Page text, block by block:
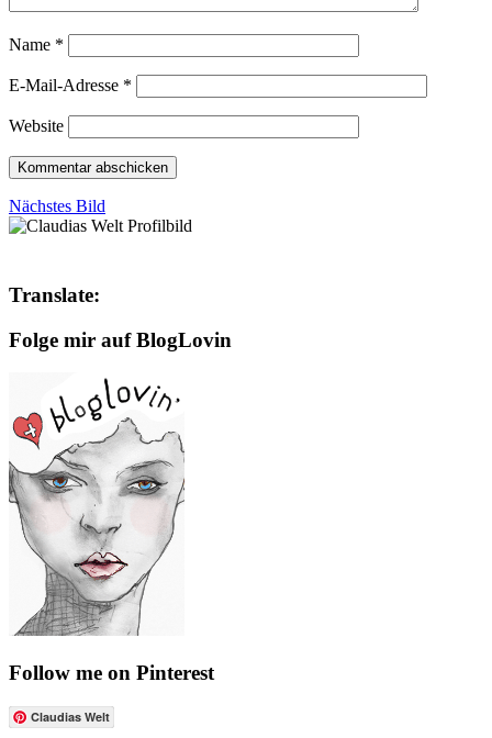
Name *
E-Mail-Adresse *
Website
Nächstes Bild
Translate:
Folge mir auf BlogLovin
Follow me on Pinterest
Claudias Welt